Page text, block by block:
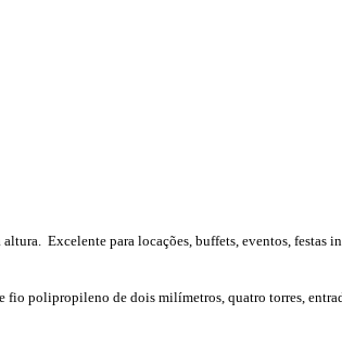
Excelente para locações, buffets, eventos, festas
fio polipropileno de dois milímetros, quatro torres,